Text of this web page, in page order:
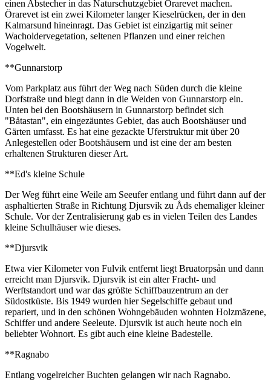
einen Abstecher in das Naturschutzgebiet Örarevet machen.
Örarevet ist ein zwei Kilometer langer Kieselrücken, der in den
Kalmarsund hineinragt. Das Gebiet ist einzigartig mit seiner
Wacholdervegetation, seltenen Pflanzen und einer reichen
Vogelwelt.
**Gunnarstorp
Vom Parkplatz aus führt der Weg nach Süden durch die kleine
Dorfstraße und biegt dann in die Weiden von Gunnarstorp ein.
Unten bei den Bootshäusern in Gunnarstorp befindet sich
"Båtastan", ein eingezäuntes Gebiet, das auch Bootshäuser und
Gärten umfasst. Es hat eine gezackte Uferstruktur mit über 20
Anlegestellen oder Bootshäusern und ist eine der am besten
erhaltenen Strukturen dieser Art.
**Ed's kleine Schule
Der Weg führt eine Weile am Seeufer entlang und führt dann auf der
asphaltierten Straße in Richtung Djursvik zu Åds ehemaliger kleiner
Schule. Vor der Zentralisierung gab es in vielen Teilen des Landes
kleine Schulhäuser wie dieses.
**Djursvik
Etwa vier Kilometer von Fulvik entfernt liegt Bruatorpsån und dann
erreicht man Djursvik. Djursvik ist ein alter Fracht- und
Werftstandort und war das größte Schiffbauzentrum an der
Südostküste. Bis 1949 wurden hier Segelschiffe gebaut und
repariert, und in den schönen Wohngebäuden wohnten Holzmäzene,
Schiffer und andere Seeleute. Djursvik ist auch heute noch ein
beliebter Wohnort. Es gibt auch eine kleine Badestelle.
**Ragnabo
Entlang vogelreicher Buchten gelangen wir nach Ragnabo.